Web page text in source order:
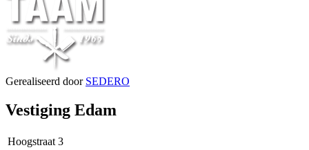
Gerealiseerd door SEDERO
Vestiging Edam
Hoogstraat 3